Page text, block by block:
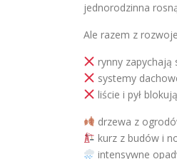
jednorodzinna
Ale razem z
rynny zapychają
systemy
liście i pył
drzewa z
kurz z budów i
intensywne